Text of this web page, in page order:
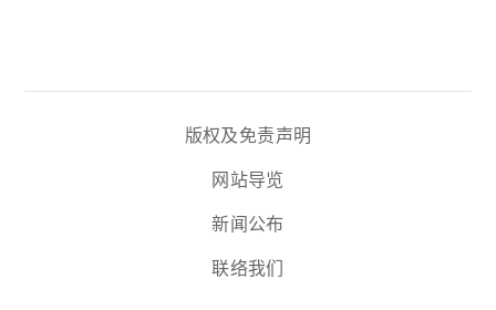
版权及免责声明
网站导览
新闻公布
联络我们